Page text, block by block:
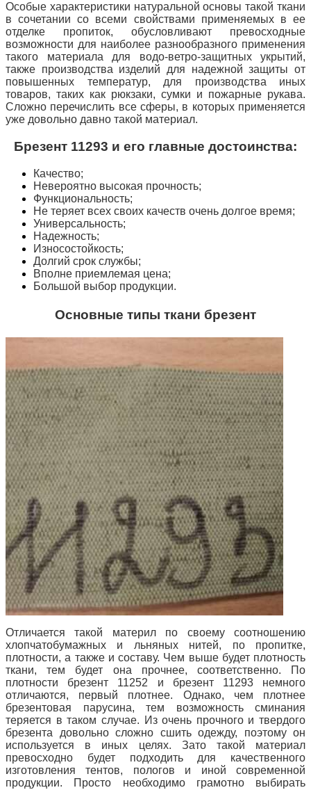
Особые характеристики натуральной основы такой ткани
в сочетании со всеми свойствами применяемых в ее
отделке пропиток, обусловливают превосходные
возможности для наиболее разнообразного применения
такого материала для водо-ветро-защитных укрытий,
также производства изделий для надежной защиты от
повышенных температур, для производства иных
товаров, таких как рюкзаки, сумки и пожарные рукава.
Сложно перечислить все сферы, в которых применяется
уже довольно давно такой материал.
Брезент 11293 и его главные достоинства:
Качество;
Невероятно высокая прочность;
Функциональность;
Не теряет всех своих качеств очень долгое время;
Универсальность;
Надежность;
Износостойкость;
Долгий срок службы;
Вполне приемлемая цена;
Большой выбор продукции.
Основные типы ткани брезент
Отличается такой материл по своему соотношению
хлопчатобумажных и льняных нитей, по пропитке,
плотности, а также и составу. Чем выше будет плотность
ткани, тем будет она прочнее, соответственно. По
плотности брезент 11252 и брезент 11293 немного
отличаются, первый плотнее. Однако, чем плотнее
брезентовая парусина, тем возможность сминания
теряется в таком случае. Из очень прочного и твердого
брезента довольно сложно сшить одежду, поэтому он
используется в иных целях. Зато такой материал
превосходно будет подходить для качественного
изготовления тентов, пологов и иной современной
продукции. Просто необходимо грамотно выбирать